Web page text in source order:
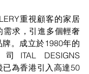
重視顧客的家居
求，引進多個輕奢
。成立於1980年的
DESIGNS
已為香港引入高達50